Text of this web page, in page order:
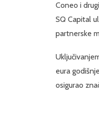
Coneo i
SQ Capital
partnerske
eura
osigurao